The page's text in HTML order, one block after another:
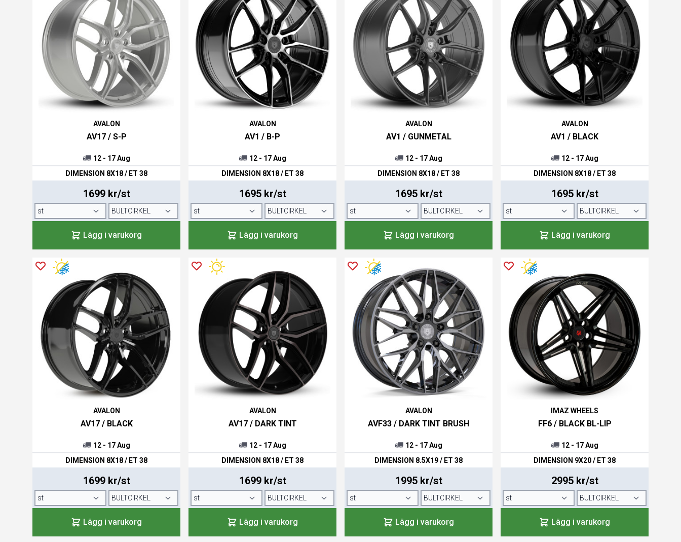
AVALON
AV17 / S-P
12 - 17 Aug
DIMENSION 8X18 / ET 38
1699 kr/st
Lägg i varukorg
AVALON
AV1 / B-P
12 - 17 Aug
DIMENSION 8X18 / ET 38
1695 kr/st
Lägg i varukorg
AVALON
AV1 / GUNMETAL
12 - 17 Aug
DIMENSION 8X18 / ET 38
1695 kr/st
Lägg i varukorg
AVALON
AV1 / BLACK
12 - 17 Aug
DIMENSION 8X18 / ET 38
1695 kr/st
Lägg i varukorg
AVALON
AV17 / BLACK
12 - 17 Aug
DIMENSION 8X18 / ET 38
1699 kr/st
Lägg i varukorg
AVALON
AV17 / DARK TINT
12 - 17 Aug
DIMENSION 8X18 / ET 38
1699 kr/st
Lägg i varukorg
AVALON
AVF33 / DARK TINT BRUSH
12 - 17 Aug
DIMENSION 8.5X19 / ET 38
1995 kr/st
Lägg i varukorg
IMAZ WHEELS
FF6 / BLACK BL-LIP
12 - 17 Aug
DIMENSION 9X20 / ET 38
2995 kr/st
Lägg i varukorg